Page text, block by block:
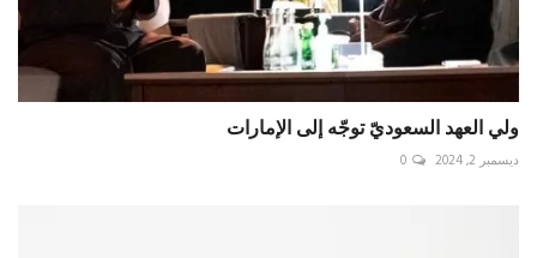
ولي العهد السعوديّ توجّه إلى الإمارات
ديسمبر 2, 2024 0